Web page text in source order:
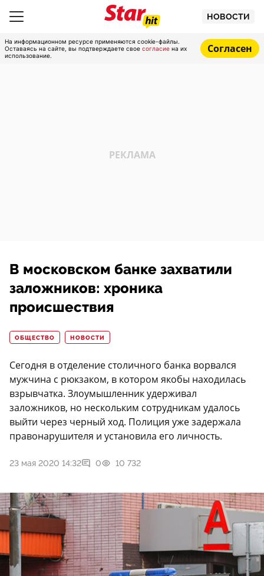
НОВОСТИ
На информационном ресурсе применяются cookie-файлы.
Оставаясь на сайте, вы подтверждаете свое согласие на их
использование.
Согласен
В московском банке захватили
заложников: хроника
происшествия
ОБЩЕСТВО НОВОСТИ
Сегодня в отделение столичного банка ворвался
мужчина с рюкзаком, в котором якобы находилась
взрывчатка. Злоумышленник удерживал
заложников, но нескольким сотрудникам удалось
выйти через черный ход. Полиция уже задержала
правонарушителя и установила его личность.
23 мая 2020 14:32 0 10 732